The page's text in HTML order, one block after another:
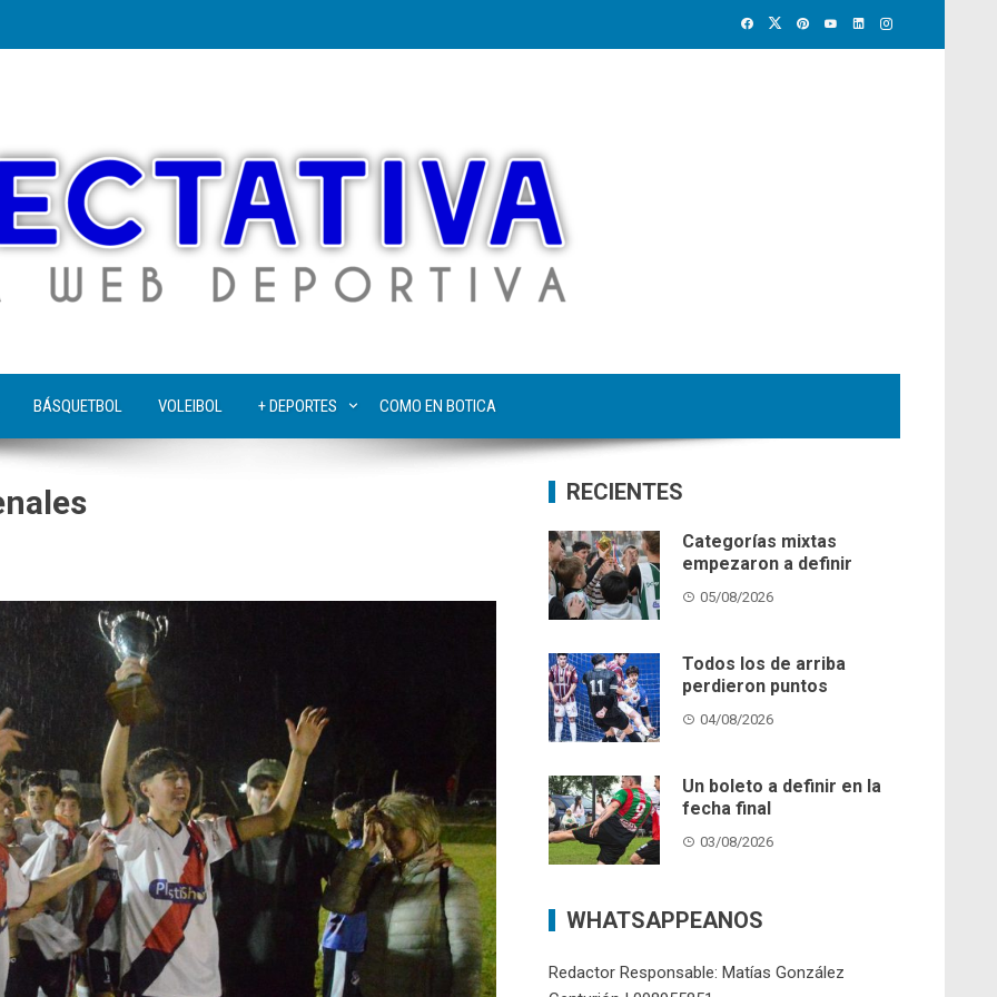
BÁSQUETBOL VOLEIBOL + DEPORTES COMO EN BOTICA
RECIENTES
Categorías mixtas
empezaron a definir
05/08/2026
Todos los de arriba
perdieron puntos
04/08/2026
Un boleto a definir en la
fecha final
03/08/2026
WHATSAPPEANOS
Redactor Responsable: Matías González